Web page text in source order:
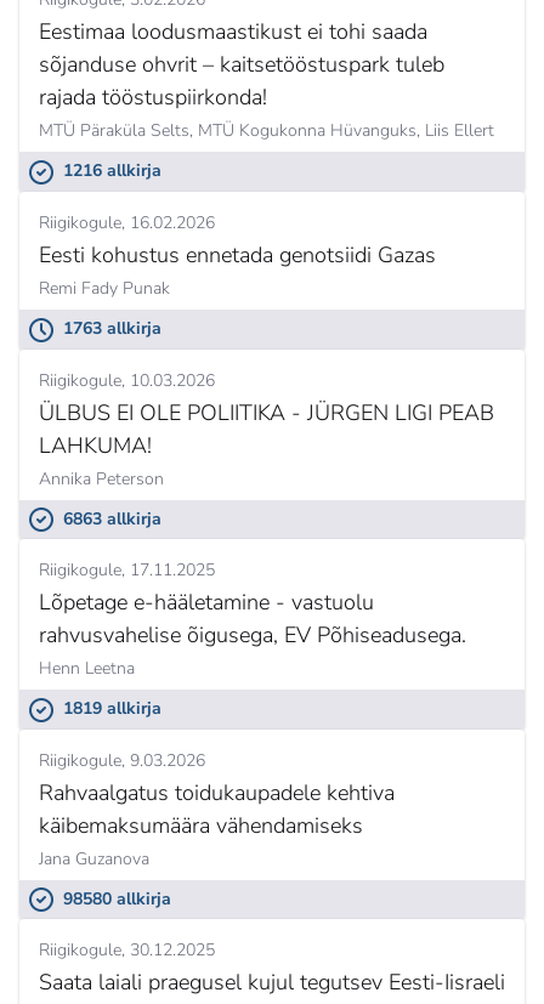
Eestimaa loodusmaastikust ei tohi saada
sõjanduse ohvrit – kaitsetööstuspark tuleb
rajada tööstuspiirkonda!
MTÜ Päraküla Selts, MTÜ Kogukonna Hüvanguks, Liis Ellert
1216 allkirja
Riigikogule 16.02.2026
Eesti kohustus ennetada genotsiidi Gazas
Remi Fady Punak
1763 allkirja
Riigikogule 10.03.2026
ÜLBUS EI OLE POLIITIKA - JÜRGEN LIGI PEAB
LAHKUMA!
Annika Peterson
6863 allkirja
Riigikogule 17.11.2025
Lõpetage e-hääletamine - vastuolu
rahvusvahelise õigusega, EV Põhiseadusega.
Henn Leetna
1819 allkirja
Riigikogule 9.03.2026
Rahvaalgatus toidukaupadele kehtiva
käibemaksumäära vähendamiseks
Jana Guzanova
98580 allkirja
Riigikogule 30.12.2025
Saata laiali praegusel kujul tegutsev Eesti-Iisraeli